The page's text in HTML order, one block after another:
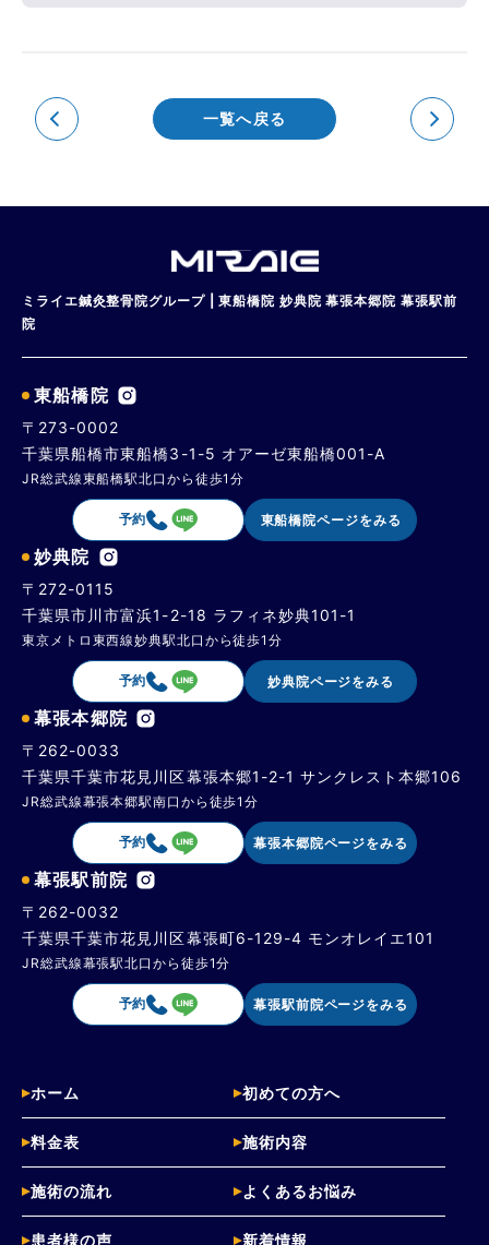
一覧へ戻る
ミライエ鍼灸整骨院グループ | 東船橋院 妙典院 幕張本郷院 幕張駅前
院
東船橋院
〒273-0002
千葉県船橋市東船橋3-1-5 オアーゼ東船橋001-A
JR総武線東船橋駅北口から徒歩1分
予約 東船橋院ページをみる
妙典院
〒272-0115
千葉県市川市富浜1-2-18 ラフィネ妙典101-1
東京メトロ東西線妙典駅北口から徒歩1分
予約 妙典院ページをみる
幕張本郷院
〒262-0033
千葉県千葉市花見川区幕張本郷1-2-1 サンクレスト本郷106
JR総武線幕張本郷駅南口から徒歩1分
予約 幕張本郷院ページをみる
幕張駅前院
〒262-0032
千葉県千葉市花見川区幕張町6-129-4 モンオレイエ101
JR総武線幕張駅北口から徒歩1分
予約 幕張駅前院ページをみる
ホーム 初めての方へ
料金表 施術内容
施術の流れ よくあるお悩み
患者様の声 新着情報